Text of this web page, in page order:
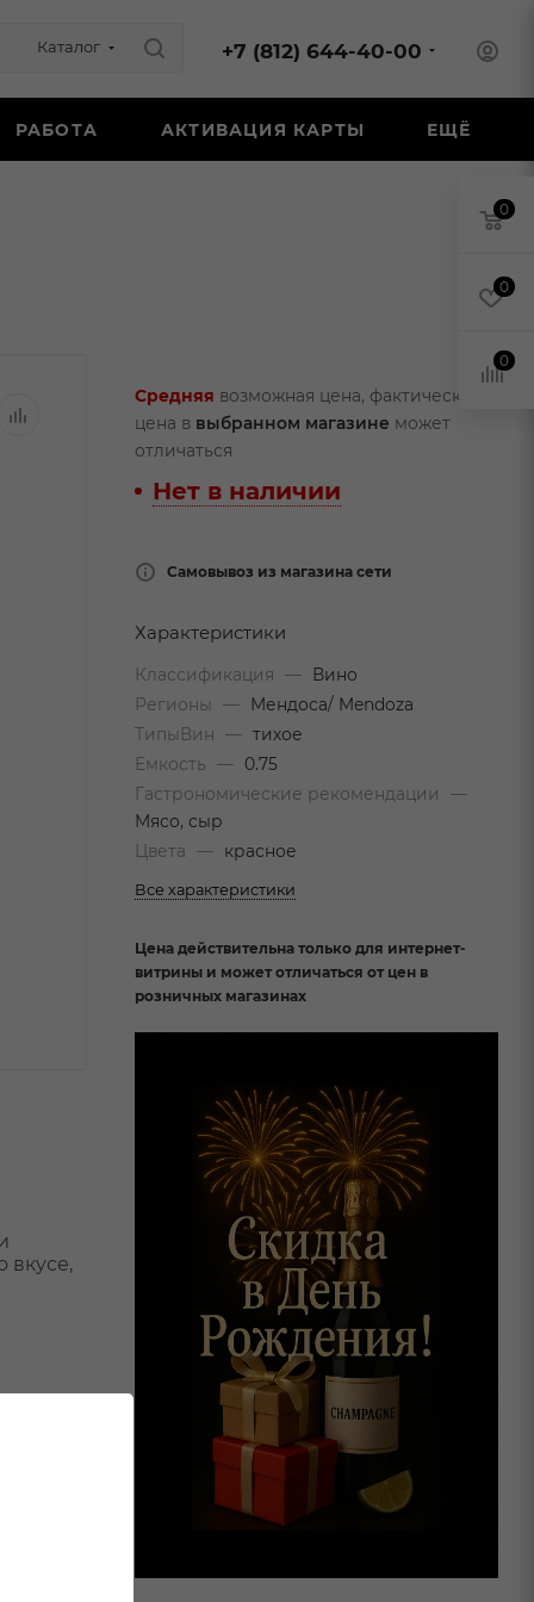
Каталог +7 (812) 644-40-00
РАБОТА АКТИВАЦИЯ КАРТЫ ЕЩЁ
вкусе,
Средняя возможная цена, фактическая
цена в выбранном магазине может
отличаться
Нет в наличии
Самовывоз из магазина сети
Характеристики
Классификация —
Вино
Регионы
—
Мендоса/ Mendoza
ТипыВин
— тихое
Емкость
—
0.75
Гастрономические рекомендации
—
Мясо, сыр
Цвета
— красное
Все характеристики
Цена действительна только для интернет-
витрины и может отличаться от цен в
розничных магазинах
0
0
0